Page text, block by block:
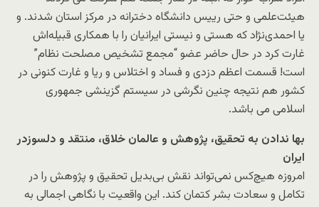
هیئت‌علمی و حتی رییس دانشگاه دخترانه ‌در مرکز استان شدند. و
یا احمدی‌نژاد که هستی و نیستی ایرانیان را با همکاری قبیله‌اش
غارت کرد در حال حاضر عضو “مجمع تشخیص مصلحت نظام”
است! قسمت اعظم دزدی و فساد و اختلاس و ریا و غارت کنونی در
کشور هم نتیجه چنین نگرشی در سیستم گزینشی جمهوری
اسلامی می باشد.
بها ندادن به تحقیق، پژوهش و عالمان خلاق، منتقد و دلسوزدر
ایران
امروزه هیچ‌کس نمی‌تواند نقش بی‌بدیل تحقیق و پژوهش را در
تکامل و سعادت بشر کتمان کند. این واقعیت با نگاهی اجمالی به